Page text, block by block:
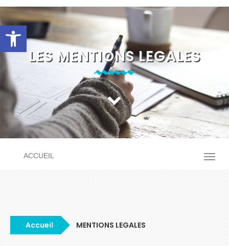
Ouvrir la barre d’outils
LES MENTIONS LEGALES
ACCUEIL
Accueil MENTIONS LEGALES